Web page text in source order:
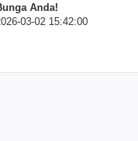
Anda!
03-02 15:42:00